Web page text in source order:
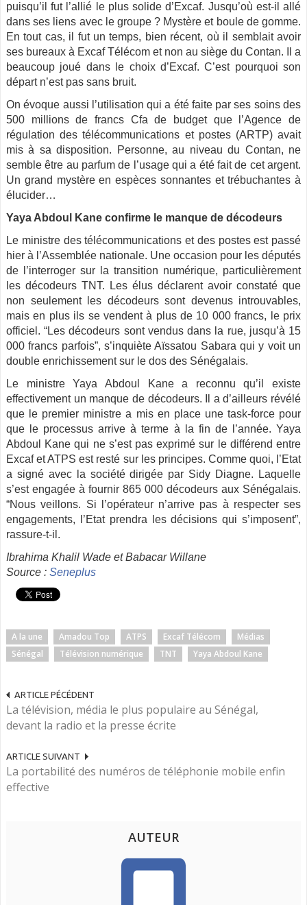
puisqu’il fut l’allié le plus solide d’Excaf. Jusqu’où est-il allé
dans ses liens avec le groupe ? Mystère et boule de gomme.
En tout cas, il fut un temps, bien récent, où il semblait avoir
ses bureaux à Excaf Télécom et non au siège du Contan. Il a
beaucoup joué dans le choix d’Excaf. C’est pourquoi son
départ n’est pas sans bruit.
On évoque aussi l’utilisation qui a été faite par ses soins des
500 millions de francs Cfa de budget que l’Agence de
régulation des télécommunications et postes (ARTP) avait
mis à sa disposition. Personne, au niveau du Contan, ne
semble être au parfum de l’usage qui a été fait de cet argent.
Un grand mystère en espèces sonnantes et trébuchantes à
élucider…
Yaya Abdoul Kane confirme le manque de décodeurs
Le ministre des télécommunications et des postes est passé
hier à l’Assemblée nationale. Une occasion pour les députés
de l’interroger sur la transition numérique, particulièrement
les décodeurs TNT. Les élus déclarent avoir constaté que
non seulement les décodeurs sont devenus introuvables,
mais en plus ils se vendent à plus de 10 000 francs, le prix
officiel. “Les décodeurs sont vendus dans la rue, jusqu’à 15
000 francs parfois”, s’inquiète Aïssatou Sabara qui y voit un
double enrichissement sur le dos des Sénégalais.
Le ministre Yaya Abdoul Kane a reconnu qu’il existe
effectivement un manque de décodeurs. Il a d’ailleurs révélé
que le premier ministre a mis en place une task-force pour
que le processus arrive à terme à la fin de l’année. Yaya
Abdoul Kane qui ne s’est pas exprimé sur le différend entre
Excaf et ATPS est resté sur les principes. Comme quoi, l’Etat
a signé avec la société dirigée par Sidy Diagne. Laquelle
s’est engagée à fournir 865 000 décodeurs aux Sénégalais.
“Nous veillons. Si l’opérateur n’arrive pas à respecter ses
engagements, l’Etat prendra les décisions qui s’imposent”,
rassure-t-il.
Ibrahima Khalil Wade et Babacar Willane
Source : Seneplus
A la une Amadou Top ATPS Excaf Télécom
Médias
Sénégal
Télévision numérique TNT Yaya Abdoul Kane
ARTICLE PÉCÉDENT
La télévision, média le plus populaire au Sénégal,
devant la radio et la presse écrite
ARTICLE SUIVANT
La portabilité des numéros de téléphonie mobile enfin
effective
AUTEUR